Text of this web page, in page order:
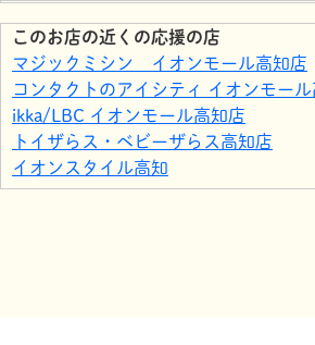
このお店の近くの応援の店
マジックミシン イオンモール高知店
コンタクトのアイシティ イオンモー
ikka/LBC イオンモール高知店
トイザらス・ベビーザらス高知店
イオンスタイル高知
サンクゼール・久世福商店